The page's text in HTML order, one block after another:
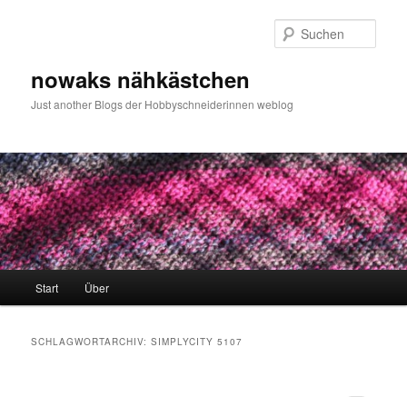
nowaks nähkästchen
Just another Blogs der Hobbyschneiderinnen weblog
Start Über
SCHLAGWORTARCHIV:SIMPLYCITY 5107